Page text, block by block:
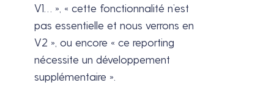
V1… », « cette fonctionnalité n’est
pas essentielle et nous verrons en
V2 », ou encore « ce reporting
nécessite un développement
supplémentaire ».